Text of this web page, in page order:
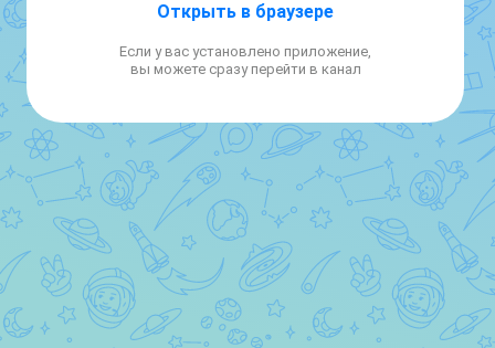
Открыть в браузере
Если у вас установлено приложение,
вы можете сразу перейти в канал